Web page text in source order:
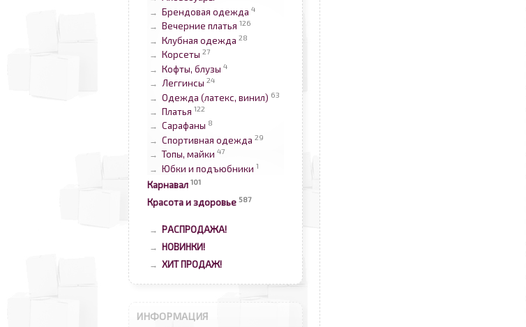
→ Брендовая одежда 4
→ Вечерние платья 126
→ Клубная одежда 28
→ Корсеты 27
→ Кофты, блузы 4
→ Леггинсы 24
→ Одежда (латекс, винил) 63
→ Платья 122
→ Сарафаны 8
→ Спортивная одежда 29
→ Топы, майки 47
→ Юбки и подъюбники 1
Карнавал 101
Красота и здоровье 587
→ РАСПРОДАЖА!
→ НОВИНКИ!
→ ХИТ ПРОДАЖ!
ИНФОРМАЦИЯ